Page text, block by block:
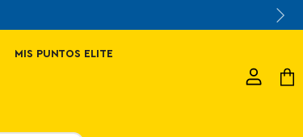
MIS PUNTOS ELITE